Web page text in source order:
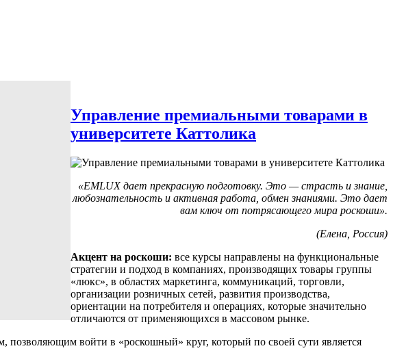
Управление премиальными товарами в
университете Каттолика
«EMLUX дает прекрасную подготовку. Это — страсть и знание,
любознательность и активная работа, обмен знаниями. Это дает
вам ключ от потрясающего мира роскоши».
(Елена, Россия)
Акцент на роскоши: все курсы направлены на функциональные
стратегии и подход в компаниях, производящих товары группы
«люкс», в областях маркетинга, коммуникаций, торговли,
организации розничных сетей, развития производства,
ориентации на потребителя и операциях, которые значительно
отличаются от применяющихся в массовом рынке.
позволяющим войти в «роскошный» круг, который по своей сути является